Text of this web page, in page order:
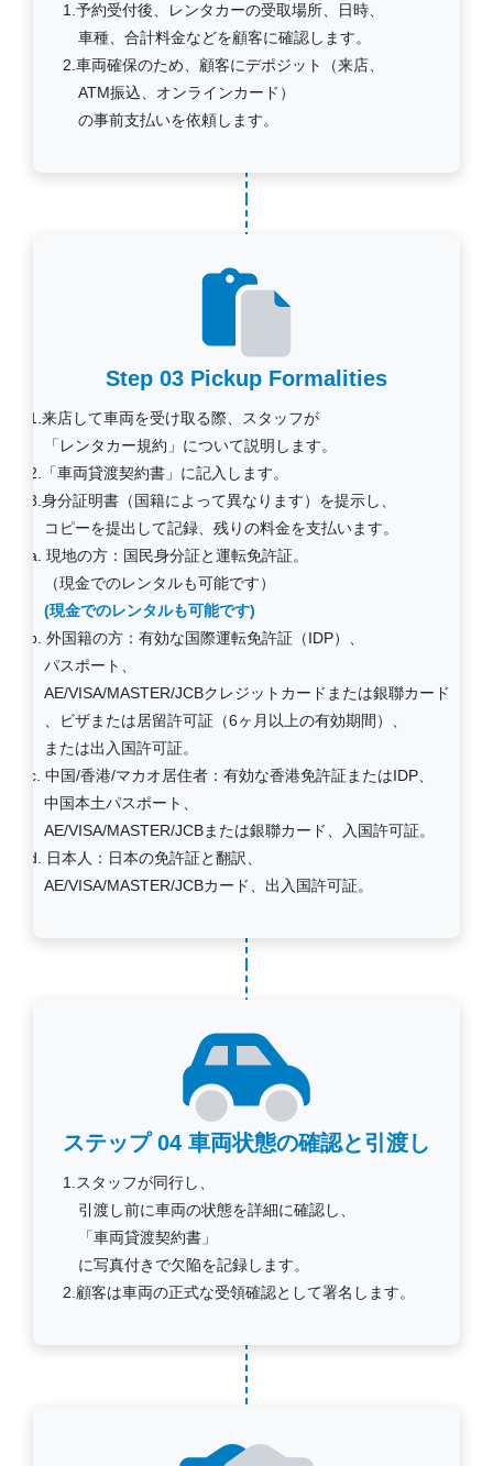
1.予約受付後、レンタカーの受取場所、日時、
車種、合計料金などを顧客に確認します。
2.車両確保のため、顧客にデポジット（来店、
ATM振込、オンラインカード）
の事前支払いを依頼します。
Step 03 Pickup Formalities
1.来店して車両を受け取る際、スタッフが
「レンタカー規約」について説明します。
2.「車両貸渡契約書」に記入します。
3.身分証明書（国籍によって異なります）を提示し、
コピーを提出して記録、残りの料金を支払います。
a. 現地の方：国民身分証と運転免許証。
（現金でのレンタルも可能です）
(現金でのレンタルも可能です)
b. 外国籍の方：有効な国際運転免許証（IDP）、
パスポート、
AE/VISA/MASTER/JCBクレジットカードまたは銀聯カード
、ビザまたは居留許可証（6ヶ月以上の有効期間）、
または出入国許可証。
c. 中国/香港/マカオ居住者：有効な香港免許証またはIDP、
中国本土パスポート、
AE/VISA/MASTER/JCBまたは銀聯カード、入国許可証。
d. 日本人：日本の免許証と翻訳、
AE/VISA/MASTER/JCBカード、出入国許可証。
ステップ 04 車両状態の確認と引渡し
1.スタッフが同行し、
引渡し前に車両の状態を詳細に確認し、
「車両貸渡契約書」
に写真付きで欠陥を記録します。
2.顧客は車両の正式な受領確認として署名します。